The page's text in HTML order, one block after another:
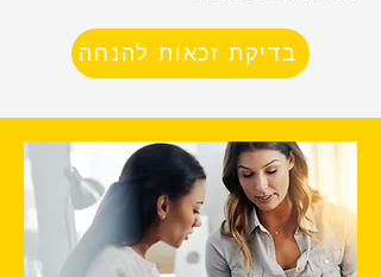
בדיקת זכאות להנחה